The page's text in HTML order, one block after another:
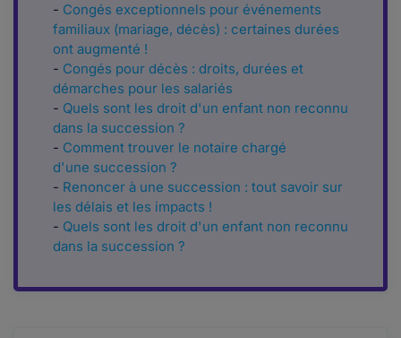
- Congés exceptionnels pour événements
familiaux (mariage, décès) : certaines durées
ont augmenté !
- Congés pour décès : droits, durées et
démarches pour les salariés
- Quels sont les droit d'un enfant non reconnu
dans la succession ?
- Comment trouver le notaire chargé
d'une succession ?
- Renoncer à une succession : tout savoir sur
les délais et les impacts !
- Quels sont les droit d'un enfant non reconnu
dans la succession ?